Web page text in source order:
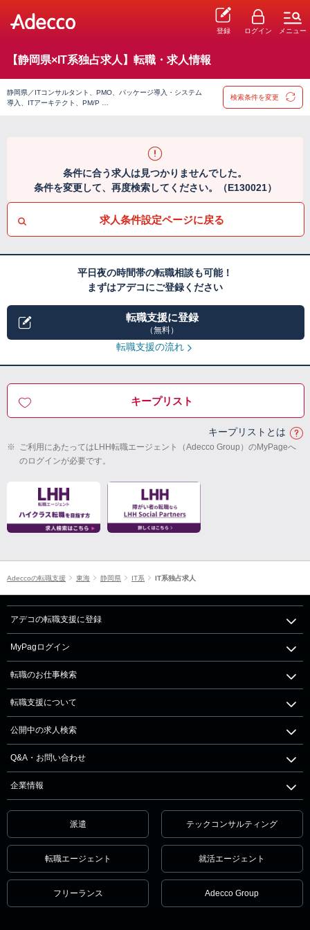
登録 ログイン メニュー
【静岡県×IT系独占求人】転職・求人情報
静岡県／ITコンサルタント、PMO、パッケージ導入・システム
導入、ITアーキテクト、PM/P …
検索条件を変更
条件に合う求人は見つかりませんでした。
条件を変更して、再度検索してください。（E130021）
求人条件設定ページに戻る
平日夜の時間帯の転職相談も可能！
まずはアデコにご登録ください
転職支援に登録
（無料）
転職支援の流れ
キープリスト
キープリストとは
※ ご利用にあたってはLHH転職エージェント（Adecco Group）のMyPageへ
のログインが必要です。
Adeccoの転職支援 東海 静岡県 IT系 IT系独占求人
アデコの転職支援に登録
MyPagログイン
転職のお仕事検索
転職支援について
公開中の求人検索
Q&A・お問い合わせ
企業情報
派遣 テックコンサルティング
転職エージェント 就活エージェント
フリーランス Adecco Group